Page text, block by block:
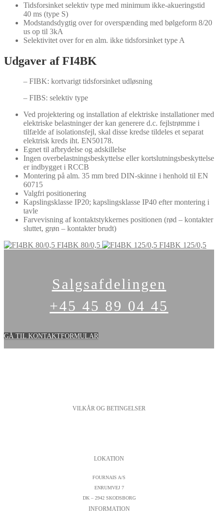
Tidsforsinket selektiv type med minimum ikke-akueringstid
40 ms (type S)
Modstandsdygtig over for overspænding med bølgeform 8/20
us op til 3kA
Selektivitet over for en alm. ikke tidsforsinket type A
Udgaver af FI4BK
– FIBK: kortvarigt tidsforsinket udløsning
– FIBS: selektiv type
Ved projektering og installation af elektriske installationer med
elektriske belastninger der kan generere d.c. fejlstrømme i
tilfælde af isolationsfejl, skal disse kredse tildeles et separat
elektrisk kreds iht. EN50178.
Egnet til afbrydelse og adskillelse
Ingen overbelastningsbeskyttelse eller kortslutningsbeskyttelse
er indbygget i RCCB
Montering på alm. 35 mm bred DIN-skinne i henhold til EN
60715
Valgfri positionering
Kapslingsklasse IP20; kapslingsklasse IP40 efter montering i
tavle
Farvevisning af kontaktstykkernes positionen (rød – kontakter
sluttet, grøn – kontakter brudt)
FI4BK 80/0,5
FI4BK 125/0,5
Salgsafdelingen
+45 45 89 04 45
GÅ TIL KONTAKTFORMULAR
VILKÅR OG BETINGELSER
LOKATION
FOURNAIS A/S
ENRUMVEJ 7
DK – 2942 SKODSBORG
INFORMATION